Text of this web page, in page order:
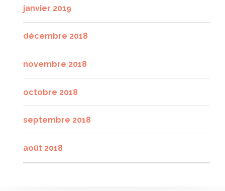
janvier 2019
décembre 2018
novembre 2018
octobre 2018
septembre 2018
août 2018